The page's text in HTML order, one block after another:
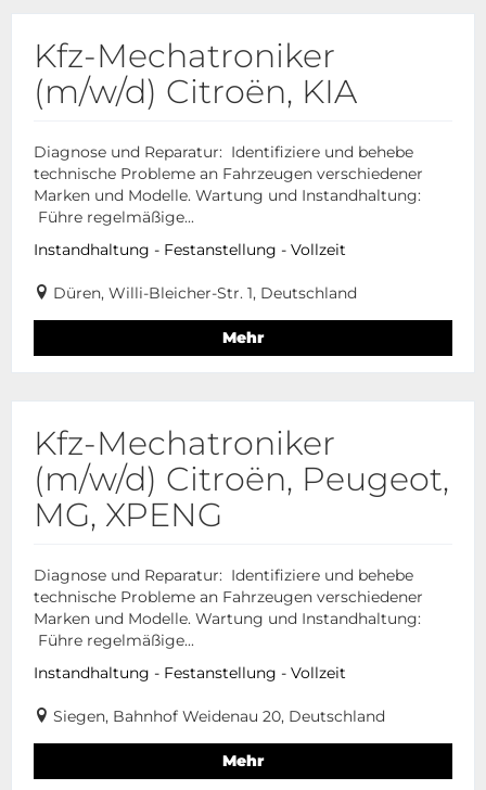
Kfz-Mechatroniker
(m/w/d) Citroën, KIA
Diagnose und Reparatur: Identifiziere und behebe
technische Probleme an Fahrzeugen verschiedener
Marken und Modelle. Wartung und Instandhaltung:
Führe regelmäßige...
Instandhaltung - Festanstellung - Vollzeit
Düren, Willi-Bleicher-Str. 1, Deutschland
Mehr
Kfz-Mechatroniker
(m/w/d) Citroën, Peugeot,
MG, XPENG
Diagnose und Reparatur: Identifiziere und behebe
technische Probleme an Fahrzeugen verschiedener
Marken und Modelle. Wartung und Instandhaltung:
Führe regelmäßige...
Instandhaltung - Festanstellung - Vollzeit
Siegen, Bahnhof Weidenau 20, Deutschland
Mehr